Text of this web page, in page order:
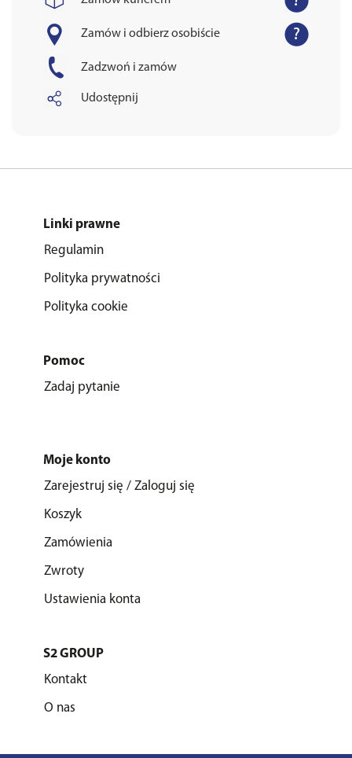
Zamów i odbierz osobiście
Zadzwoń i zamów
Udostępnij
Linki prawne
Regulamin
Polityka prywatności
Polityka cookie
Pomoc
Zadaj pytanie
Moje konto
Zarejestruj się / Zaloguj się
Koszyk
Zamówienia
Zwroty
Ustawienia konta
S2 GROUP
Kontakt
O nas